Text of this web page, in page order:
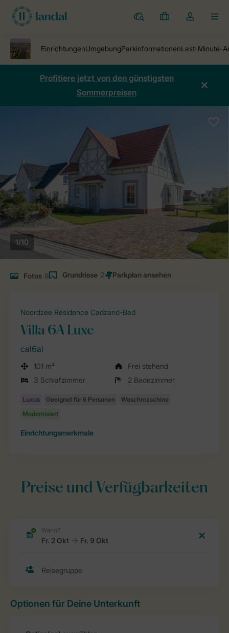
Ferienparks
Meine
Dropdown-
öffnen
Profitiere jetzt von den günstigsten
Sommerpreisen
1/10
Fotos 8 Grundrisse 2
Noordzee Résidence Cadzand-Bad
Villa 6A Luxe
cal6al
101 m²
Frei stehend
3 Schlafzimmer
2 Badezimmer
Einrichtungsmerkmale
Preise und Verfügbarkeiten
Optionen für Deine Unterkunft